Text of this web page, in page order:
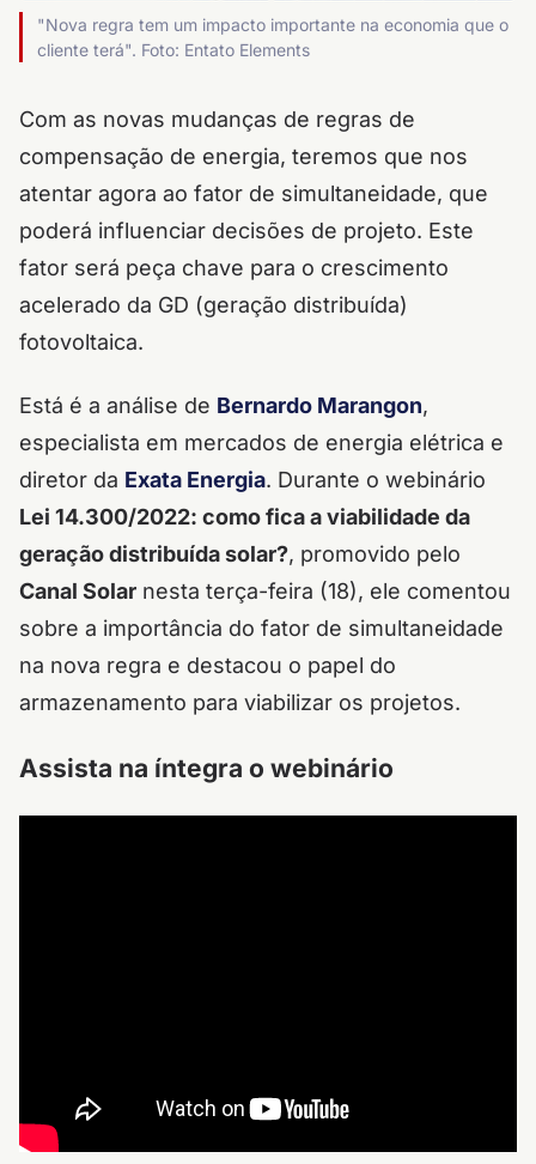
"Nova regra tem um impacto importante na economia que o
cliente terá". Foto: Entato Elements
Com as novas mudanças de regras de
compensação de energia, teremos que nos
atentar agora ao fator de simultaneidade, que
poderá influenciar decisões de projeto. Este
fator será peça chave para o crescimento
acelerado da GD (geração distribuída)
fotovoltaica.
Está é a análise de Bernardo Marangon,
especialista em mercados de energia elétrica e
diretor da Exata Energia. Durante o webinário
Lei 14.300/2022: como fica a viabilidade da
geração distribuída solar?, promovido pelo
Canal Solar nesta terça-feira (18), ele comentou
sobre a importância do fator de simultaneidade
na nova regra e destacou o papel do
armazenamento para viabilizar os projetos.
Assista na íntegra o webinário